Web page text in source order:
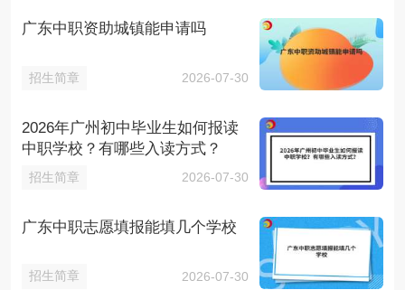
广东中职资助城镇能申请吗
招生简章 2026-07-30
2026年广州初中毕业生如何报读
中职学校？有哪些入读方式？
招生简章 2026-07-30
广东中职志愿填报能填几个学校
招生简章 2026-07-30